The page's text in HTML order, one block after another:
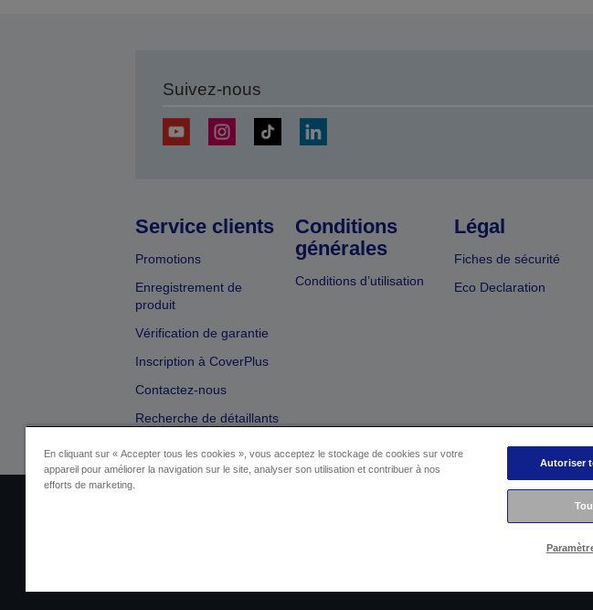
Suivez-nous
Service clients
Promotions
Enregistrement de
produit
Vérification de garantie
Inscription à CoverPlus
Contactez-nous
Recherche de détaillants
Conditions
générales
Conditions d’utilisation
Légal
Fiches de sécurité
Eco Declaration
En cliquant sur « Accepter tous les cookies », vous acceptez le stockage de cookies sur votre
appareil pour améliorer la navigation sur le site, analyser son utilisation et contribuer à nos
efforts de marketing.
Autoriser